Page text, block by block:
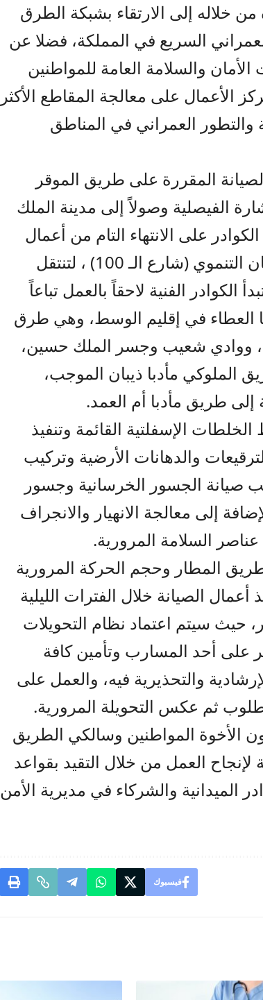
خلاله إلى الارتقاء بشبكة الطرق
السريع في المملكة، فضلا عن
والسلامة العامة للمواطنين
الأعمال على معالجة المقاطع الأكثر
والتطور العمراني في المناطق
المقررة على طريق الموقر
الفيصلية وصولاً إلى مدينة الملك
على الانتهاء التام من أعمال
التأهيل والصيانة على طريق ممر عمان التنموي (شارع الـ 100) ، لتنتقل
الفنية لاحقاً بالعمل تباعاً
العطاء في إقليم الوسط، وهي طرق
ووادي شعيب وجسر الملك حسين،
الملوكي مأدبا ذيبان الموجب،
إلى طريق مأدبا أم العمد.
الإسفلتية القائمة وتنفيذ
والدهانات الأرضية وتركيب
صيانة الجسور الخرسانية وجسور
إلى معالجة الانهيار والانجراف
السلامة المرورية.
لطريق المطار وحجم الحركة المرورية
أعمال الصيانة خلال الفترات الليلية
حيث سيتم اعتماد نظام التحويلات
على أحد المسارب وتأمين كافة
والتحذيرية فيه، والعمل على
ثم عكس التحويلة المرورية.
الأخوة المواطنين وسالكي الطريق
لإنجاح العمل من خلال التقيد بقواعد
الميدانية والشركاء في مديرية الأمن
فيسبوك